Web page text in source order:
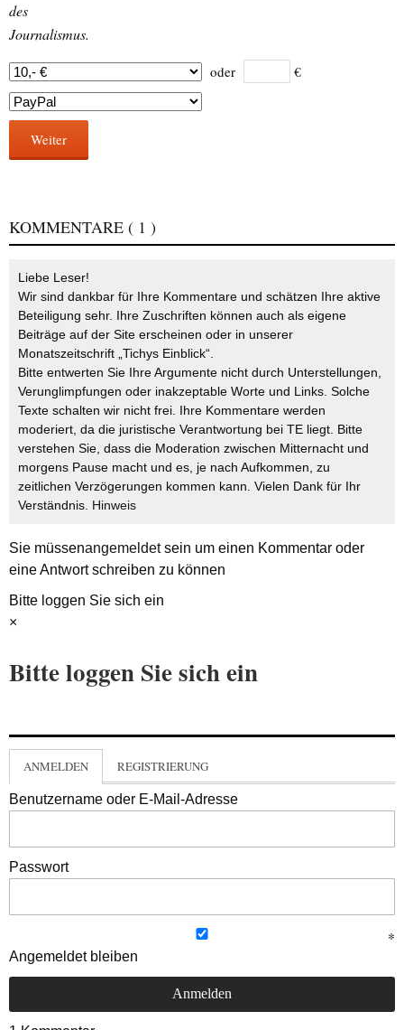
des
Journalismus.
oder €
Weiter
KOMMENTARE ( 1 )
Liebe Leser!
Wir sind dankbar für Ihre Kommentare und schätzen Ihre aktive
Beteiligung sehr. Ihre Zuschriften können auch als eigene
Beiträge auf der Site erscheinen oder in unserer
Monatszeitschrift „Tichys Einblick“.
Bitte entwerten Sie Ihre Argumente nicht durch Unterstellungen,
Verunglimpfungen oder inakzeptable Worte und Links. Solche
Texte schalten wir nicht frei. Ihre Kommentare werden
moderiert, da die juristische Verantwortung bei TE liegt. Bitte
verstehen Sie, dass die Moderation zwischen Mitternacht und
morgens Pause macht und es, je nach Aufkommen, zu
zeitlichen Verzögerungen kommen kann. Vielen Dank für Ihr
Verständnis. Hinweis
Sie müssenangemeldetsein um einen Kommentar oder
eine Antwort schreiben zu können
Bitte loggen Sie sich ein
×
Bitte loggen Sie sich ein
ANMELDEN REGISTRIERUNG
Benutzername oder E-Mail-Adresse
Passwort
Angemeldet bleiben